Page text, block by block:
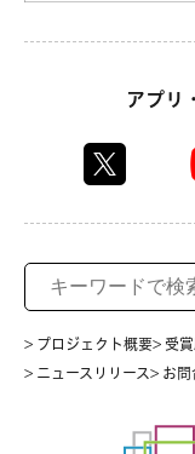
アプリ
> プロジェクト概要> 受
> ニュースリリース> お問